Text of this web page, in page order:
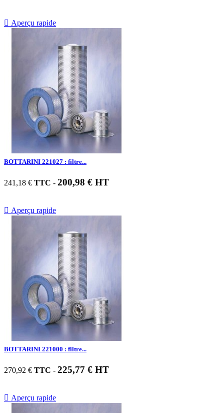
 Aperçu rapide
BOTTARINI 221027 : filtre...
241,18 € TTC - 200,98 € HT
 Aperçu rapide
BOTTARINI 221000 : filtre...
270,92 € TTC - 225,77 € HT
 Aperçu rapide